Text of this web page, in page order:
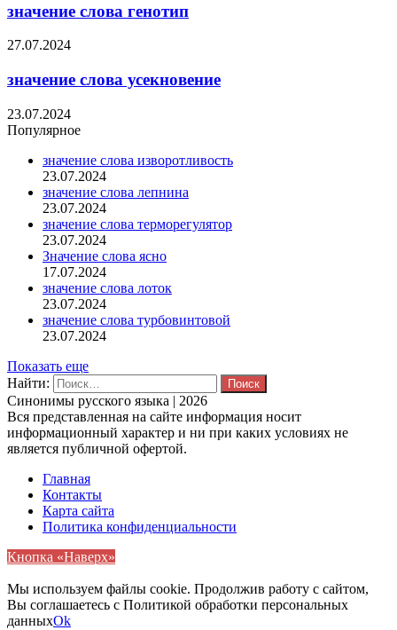
значение слова генотип
27.07.2024
значение слова усекновение
23.07.2024
Популярное
значение слова изворотливость
23.07.2024
значение слова лепнина
23.07.2024
значение слова терморегулятор
23.07.2024
Значение слова ясно
17.07.2024
значение слова лоток
23.07.2024
значение слова турбовинтовой
23.07.2024
Показать еще
Найти:
Синонимы русского языка | 2026
Вся представленная на сайте информация носит
информационный характер и ни при каких условиях не
является публичной офертой.
Главная
Контакты
Карта сайта
Политика конфиденциальности
Кнопка «Наверх»
Мы используем файлы cookie. Продолжив работу с сайтом,
Вы соглашаетесь с Политикой обработки персональных
данныхOk